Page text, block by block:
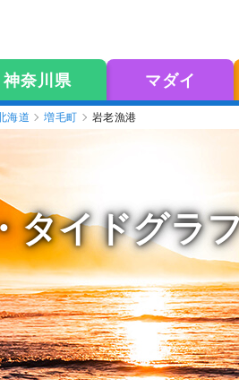
神奈川県 マダイ
海道 増毛町 岩老漁港
タイドグラ